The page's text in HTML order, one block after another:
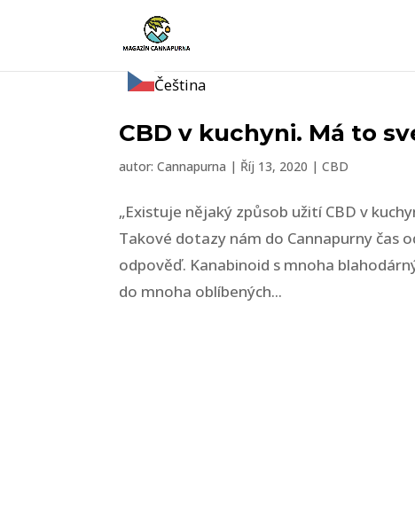
Čeština
CBD v kuchyni. Má to
autor:Cannapurna | Říj 13, 2020 |CBD
„Existuje nějaký způsob užití CBD v
Takové dotazy nám do Cannapurny čas
odpověď. Kanabinoid s mnoha
do mnoha oblíbených...